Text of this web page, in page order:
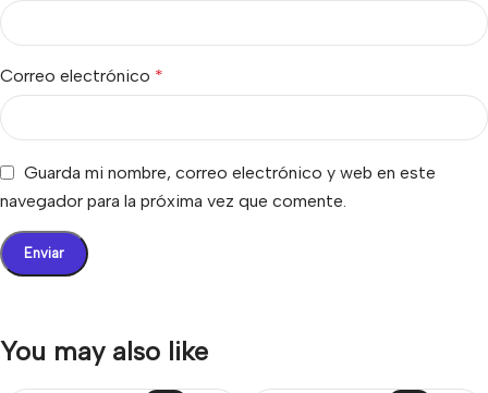
Correo electrónico *
Guarda mi nombre, correo electrónico y web en este
navegador para la próxima vez que comente.
You may also like